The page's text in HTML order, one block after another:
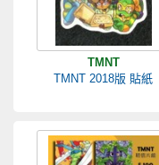
TMNT
TMNT 2018版 貼紙